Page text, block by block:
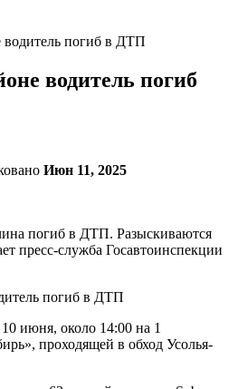
водитель погиб в ДТП
водитель погиб
Июн 11, 2025
погиб в ДТП. Разыскиваются
пресс-служба Госавтоинспекции
июня, около 14:00 на 1
проходящей в обход Усолья-